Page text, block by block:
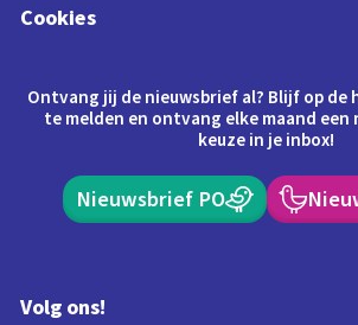
Cookies
Ontvang jij de nieuwsbrief al? Blijf op de
te melden en ontvang elke maand een
keuze in je inbox!
Nieuwsbrief PO
Volg ons!